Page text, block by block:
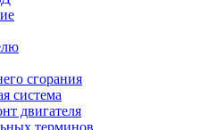
сгорания
система
двигателя
терминов